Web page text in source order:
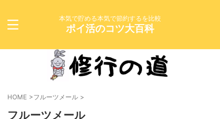
本気で貯める本気で節約するを比較
ポイ活のコツ大百科
HOME >フルーツメール >
フルーツメール